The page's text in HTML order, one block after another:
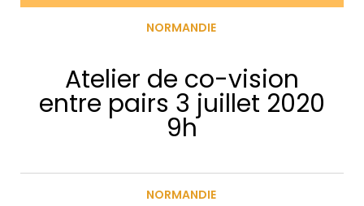
NORMANDIE
Atelier de co-vision
entre pairs 3 juillet 2020
9h
NORMANDIE